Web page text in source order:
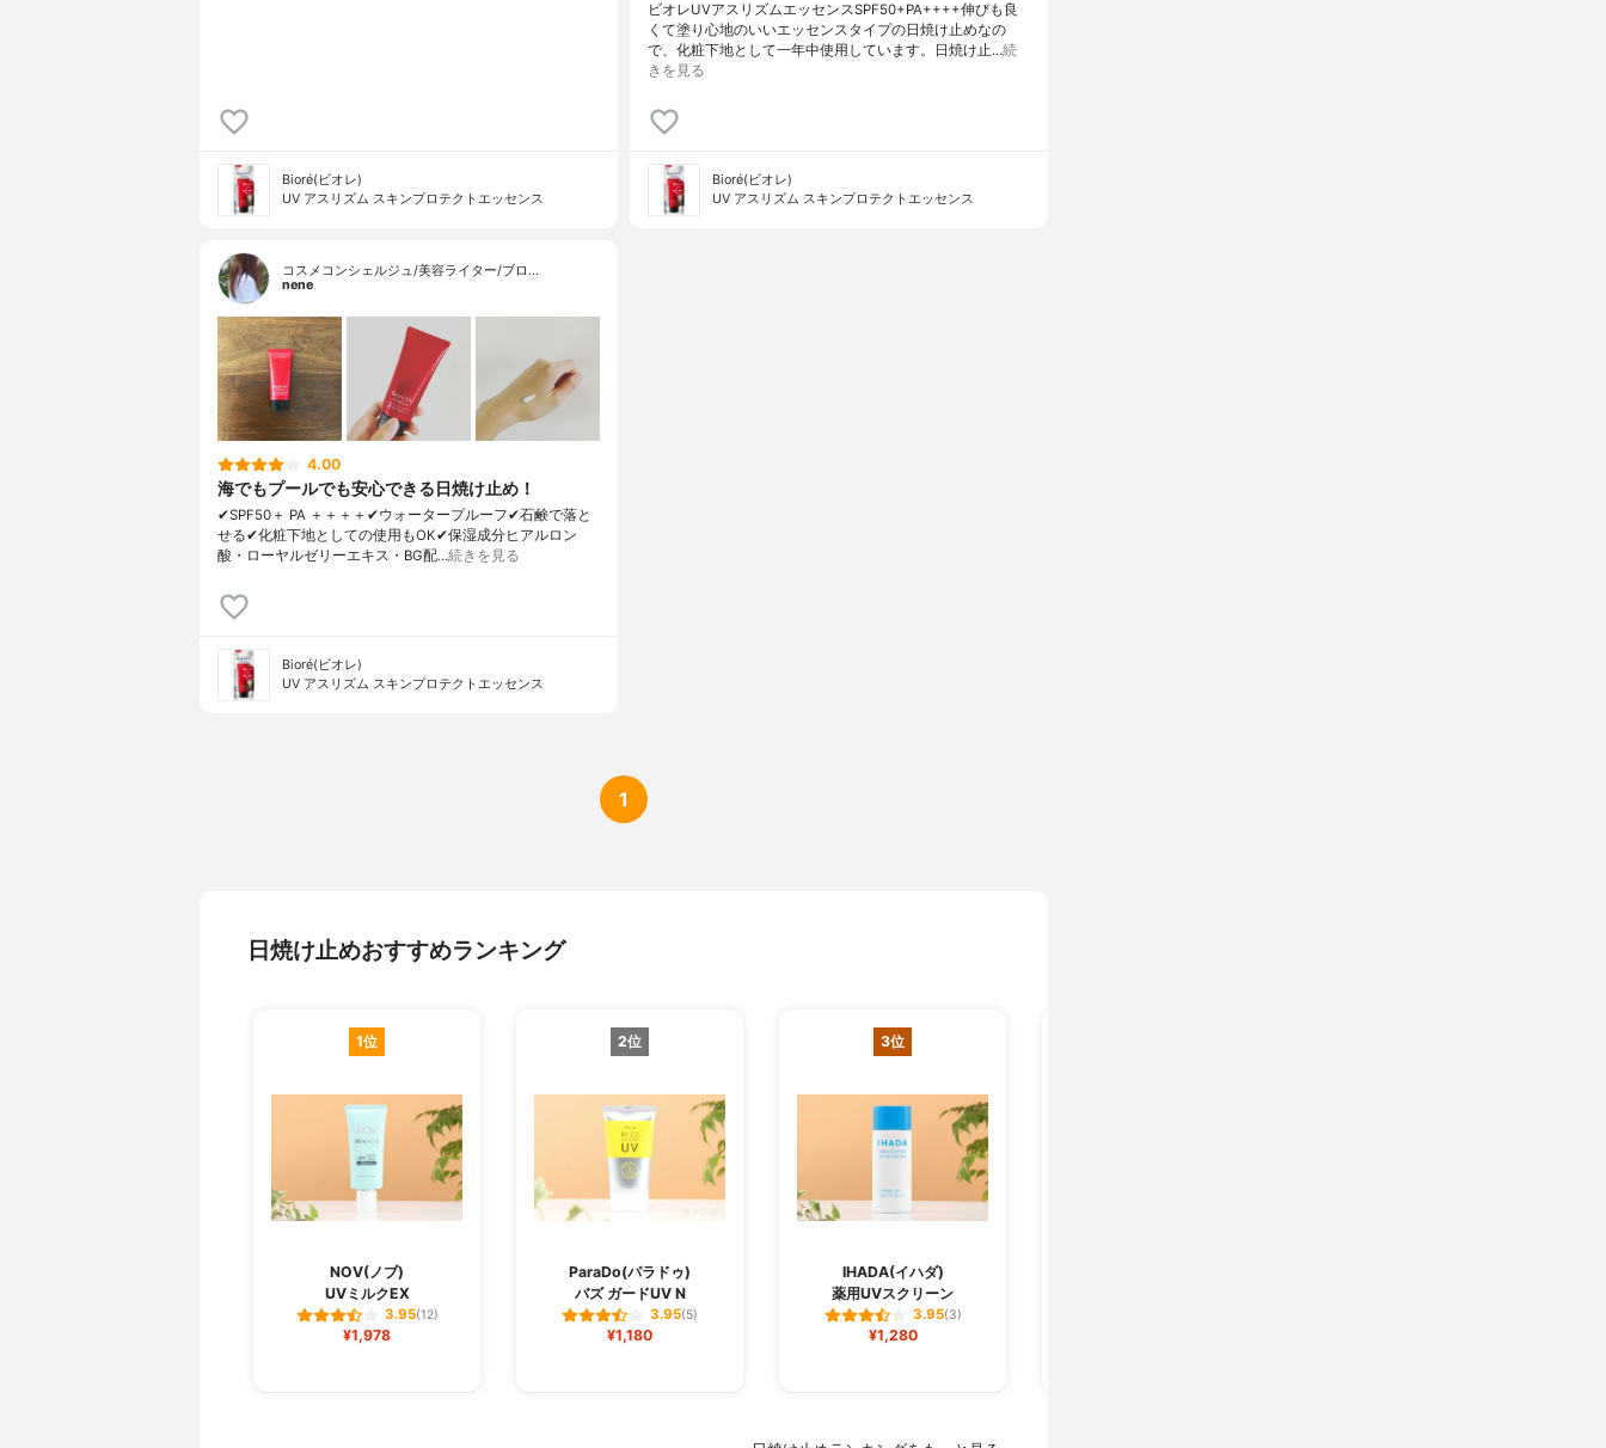
Bioré(ビオレ)
UV アスリズム スキンプロテクトエッセンス
ビオレUVアスリズムエッセンスSPF50+PA++++伸びも良
くて塗り心地のいいエッセンスタイプの日焼け止めなの
で、化粧下地として一年中使用しています。日焼け止…続
きを見る
Bioré(ビオレ)
UV アスリズム スキンプロテクトエッセンス
コスメコンシェルジュ/美容ライター/ブロ…
nene
4.00
海でもプールでも安心できる日焼け止め！
✔︎SPF50＋ PA ＋＋＋＋✔︎ウォータープルーフ✔︎石鹸で落と
せる✔︎化粧下地としての使用もOK✔︎保湿成分ヒアルロン
酸・ローヤルゼリーエキス・BG配…続きを見る
Bioré(ビオレ)
UV アスリズム スキンプロテクトエッセンス
1
日焼け止めおすすめランキング
1位
NOV(ノブ)
UVミルクEX
3.95(12)
¥1,978
2位
ParaDo(パラドゥ)
バズ ガードUV N
3.95(5)
¥1,180
3位
IHADA(イハダ)
薬用UVスクリーン
3.95(3)
¥1,280